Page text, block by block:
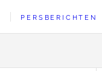
PERSBERICHTEN